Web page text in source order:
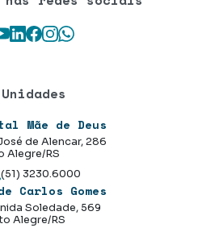
LinkedIn
Facebook
Instagram
WhatsApp
Unidades
Mãe de Deus
de Alencar, 286
Alegre/RS
(51) 3230.6000
Carlos Gomes
Soledade, 569
Alegre/RS